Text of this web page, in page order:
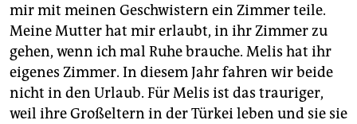
mir mit meinen Geschwistern ein Zimmer teile.
Meine Mutter hat mir erlaubt, in ihr Zimmer zu
gehen, wenn ich mal Ruhe brauche. Melis hat ihr
eigenes Zimmer. In diesem Jahr fahren wir beide
nicht in den Urlaub. Für Melis ist das trauriger,
weil ihre Großeltern in der Türkei leben und sie sie